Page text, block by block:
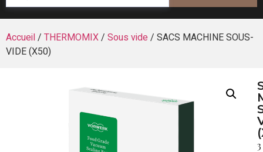
Accueil/ THERMOMIX/ Sous vide/ SACS MACHINE SOUS-
VIDE (X50)